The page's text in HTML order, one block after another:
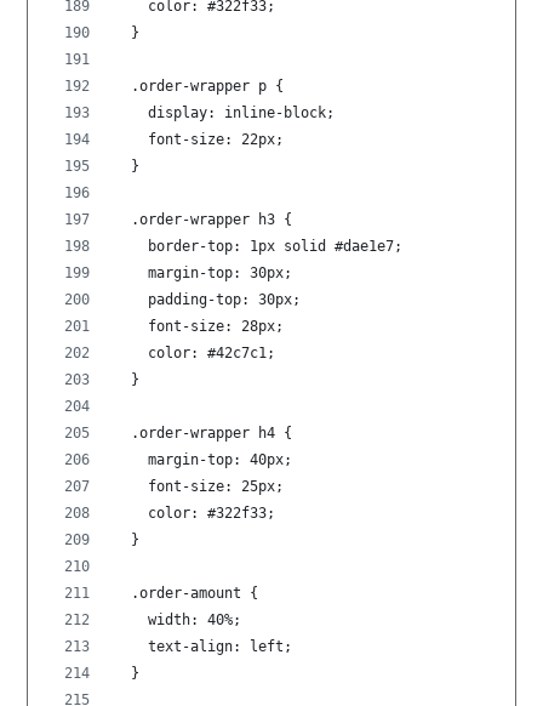
    color: #322f33;
  }
  .order-wrapper p {
    display: inline-block;
    font-size: 22px;
  }
  .order-wrapper h3 {
    border-top: 1px solid #dae1e7;
    margin-top: 30px;
    padding-top: 30px;
    font-size: 28px;
    color: #42c7c1;
  }
  .order-wrapper h4 {
    margin-top: 40px;
    font-size: 25px;
    color: #322f33;
  }
  .order-amount {
    width: 40%;
    text-align: left;
  }